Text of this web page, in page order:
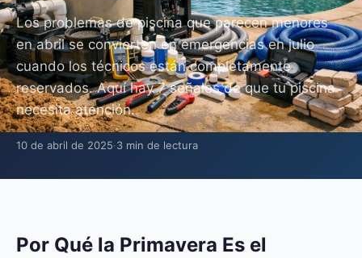
Los problemas de piscina que parecen menores
en abril se convierten en emergencias en julio
cuando los técnicos están completamente
reservados. Aquí hay 7 señales de que tu piscina
necesita atención.
10 de abril de 2025·3 min de lectura
Por Qué la Primavera Es el